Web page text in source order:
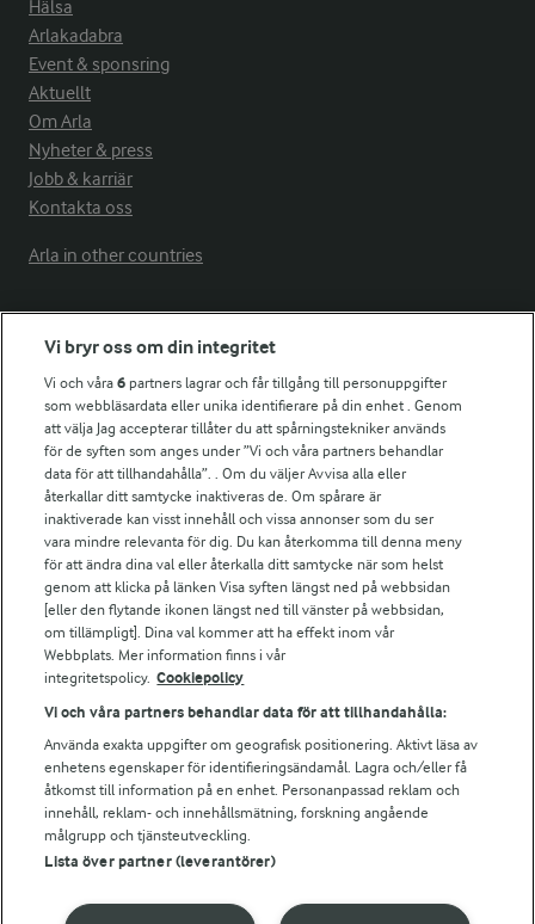
Hälsa
Arlakadabra
Event & sponsring
Aktuellt
Om Arla
Nyheter & press
Jobb & karriär
Kontakta oss
Arla in other countries
Fler Arlasajter
För ägare
Arlas kundportal
Arla.com
Falbygdens Ost
Arla webbshop
Bildbank
Följ oss
© 2026 Arla Foods
Vi bryr oss om din integritet
Vi och våra6 partners lagrar och får tillgång till personuppgifter
som webbläsardata eller unika identifierare på din enhet . Genom
att välja Jag accepterar tillåter du att spårningstekniker används
för de syften som anges under ”Vi och våra partners behandlar
data för att tillhandahålla”. . Om du väljer Avvisa alla eller
återkallar ditt samtycke inaktiveras de. Om spårare är
inaktiverade kan visst innehåll och vissa annonser som du ser
vara mindre relevanta för dig. Du kan återkomma till denna meny
för att ändra dina val eller återkalla ditt samtycke när som helst
genom att klicka på länken Visa syften längst ned på webbsidan
[eller den flytande ikonen längst ned till vänster på webbsidan,
om tillämpligt]. Dina val kommer att ha effekt inom vår
Webbplats. Mer information finns i vår
integritetspolicy. Cookiepolicy
Vi och våra partners behandlar data för att tillhandahålla:
Använda exakta uppgifter om geografisk positionering. Aktivt läsa av
enhetens egenskaper för identifieringsändamål. Lagra och/eller få
åtkomst till information på en enhet. Personanpassad reklam och
innehåll, reklam- och innehållsmätning, forskning angående
målgrupp och tjänsteutveckling.
Lista över partner (leverantörer)